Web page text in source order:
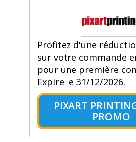
Profitez d'une
sur votre commande
pour une première
Expire le 31/12/2026.
PIXART
PROMO